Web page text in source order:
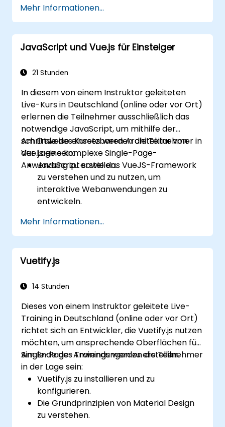
Benutzeraktionen reagieren.
Modularen und wiederverwendbaren
Code zu generieren.
Eine einzelne Ansicht schrittweise in eine
umzuwandeln.
einzubinden.
Das Ökosystem von Vue.js zu nutzen, um
das Funktionsspektrum des Frameworks
weiter auszuweiten.
Mehr Informationen...
JavaScript und Vue.js für Einsteiger
21 Stunden
In diesem von einem Instruktor geleiteten
Live-Kurs in Deutschland (online oder vor Ort)
erlernen die Teilnehmer ausschließlich das
notwendige JavaScript, um mithilfe der
schrittweise einsetzbaren Architektur von
Vue.js eine komplexe Single-Page-
Anwendung zu erstellen.
Am Ende des Kurses werden die Teilnehmer in
der Lage sein:
JavaScript sowie das VueJS-Framework
zu verstehen und zu nutzen, um
interaktive Webanwendungen zu
entwickeln.
gestalten, die effizient auf
Benutzereingaben reagieren.
Modularen und wiederverwendbaren
Code zu schreiben.
eine vollwertige Single-Page-Anwendung
Mehr Informationen...
Vuetify.js
14 Stunden
Dieses von einem Instruktor geleitete Live-
Training in Deutschland (online oder vor Ort)
richtet sich an Entwickler, die Vuetify.js nutzen
möchten, um ansprechende Oberflächen für
Single-Page-Anwendungen zu erstellen.
Am Ende des Trainings werden die Teilnehmer
in der Lage sein:
Vuetify.js zu installieren und zu
konfigurieren.
Die Grundprinzipien von Material Design
zu verstehen.